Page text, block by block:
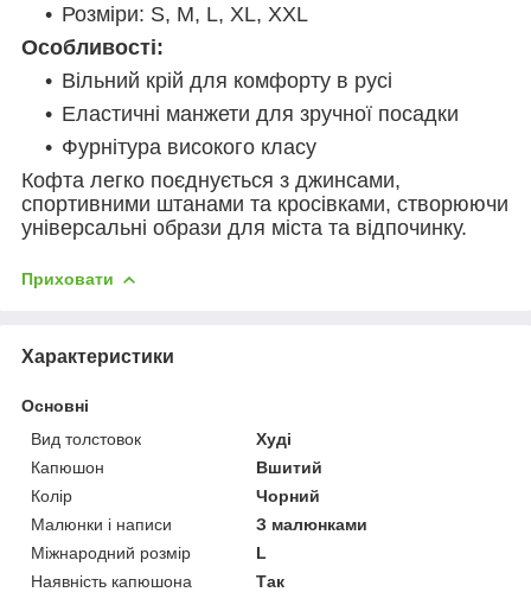
Розміри: S, M, L, XL, XXL
Особливості:
Вільний крій для комфорту в русі
Еластичні манжети для зручної посадки
Фурнітура високого класу
Кофта легко поєднується з джинсами,
спортивними штанами та кросівками, створюючи
універсальні образи для міста та відпочинку.
Приховати
Характеристики
Основні
Вид толстовок
Худі
Капюшон
Вшитий
Колір
Чорний
Малюнки і написи
З малюнками
Міжнародний розмір
L
Наявність капюшона
Так